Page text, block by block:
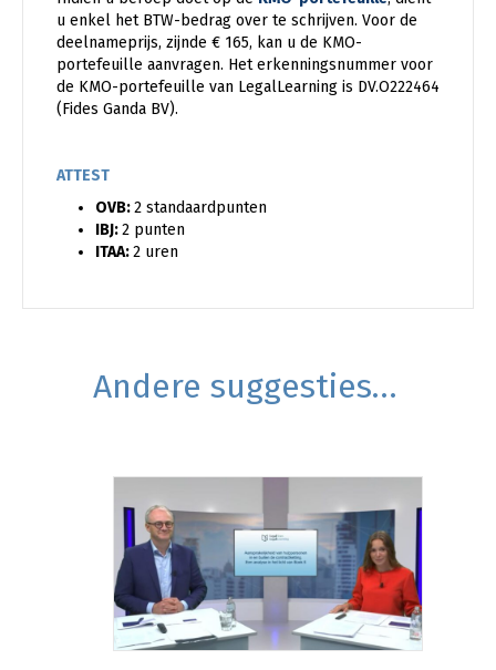
u enkel het BTW-bedrag over te schrijven. Voor de
deelnameprijs, zijnde € 165, kan u de KMO-
portefeuille aanvragen. Het erkenningsnummer voor
de KMO-portefeuille van LegalLearning is DV.O222464
(Fides Ganda BV).
ATTEST
OVB:2 standaardpunten
IBJ:2 punten
ITAA:2 uren
Andere suggesties…